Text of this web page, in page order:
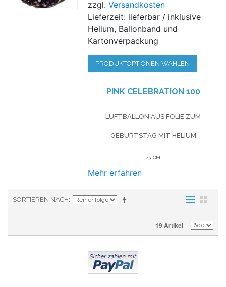
zzgl.Versandkosten
Lieferzeit: lieferbar / inklusive
Helium, Ballonband und
Kartonverpackung
PRODUKTOPTIONEN WÄHLEN
PINK CELEBRATION 100
LUFTBALLON AUS FOLIE ZUM
GEBURTSTAG MIT HELIUM
43 CM
Mehr erfahren
SORTIEREN NACH
19 Artikel